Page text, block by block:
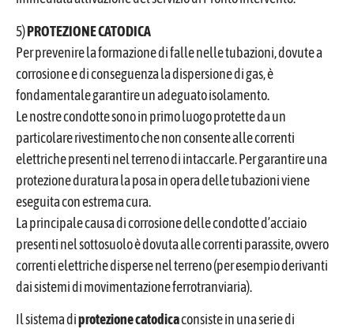
5)PROTEZIONE CATODICA
Per prevenire la formazione di falle nelle tubazioni, dovute a
corrosione e di conseguenza la dispersione di gas, è
fondamentale garantire un adeguato isolamento.
Le nostre condotte sono in primo luogo protette da un
particolare rivestimento che non consente alle correnti
elettriche presenti nel terreno di intaccarle. Per garantire una
protezione duratura la posa in opera delle tubazioni viene
eseguita con estrema cura.
La principale causa di corrosione delle condotte d’acciaio
presenti nel sottosuolo è dovuta alle correnti parassite, ovvero
correnti elettriche disperse nel terreno (per esempio derivanti
dai sistemi di movimentazione ferrotranviaria).
Il sistema diprotezione catodicaconsiste in una serie di